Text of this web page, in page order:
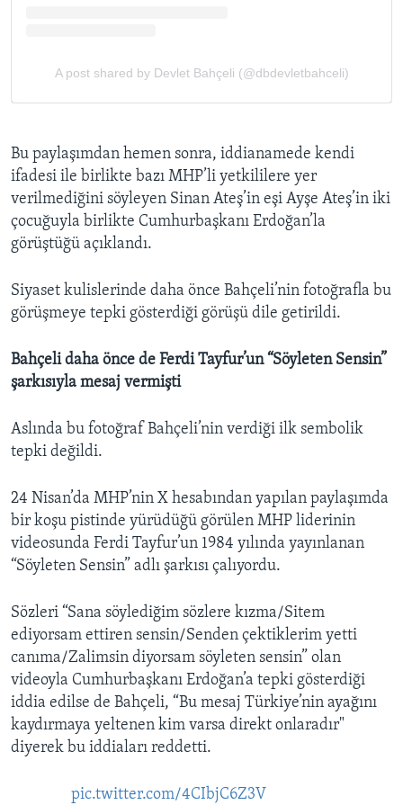
Bu paylaşımdan hemen sonra, iddianamede kendi
ifadesi ile birlikte bazı MHP’li yetkililere yer
verilmediğini söyleyen Sinan Ateş’in eşi Ayşe Ateş’in iki
çocuğuyla birlikte Cumhurbaşkanı Erdoğan’la
görüştüğü açıklandı.
Siyaset kulislerinde daha önce Bahçeli’nin fotoğrafla bu
görüşmeye tepki gösterdiği görüşü dile getirildi.
Bahçeli daha önce de Ferdi Tayfur’un “Söyleten Sensin”
şarkısıyla mesaj vermişti
Aslında bu fotoğraf Bahçeli’nin verdiği ilk sembolik
tepki değildi.
24 Nisan’da MHP’nin X hesabından yapılan paylaşımda
bir koşu pistinde yürüdüğü görülen MHP liderinin
videosunda Ferdi Tayfur’un 1984 yılında yayınlanan
“Söyleten Sensin” adlı şarkısı çalıyordu.
Sözleri “Sana söylediğim sözlere kızma/Sitem
ediyorsam ettiren sensin/Senden çektiklerim yetti
canıma/Zalimsin diyorsam söyleten sensin” olan
videoyla Cumhurbaşkanı Erdoğan’a tepki gösterdiği
iddia edilse de Bahçeli, “Bu mesaj Türkiye’nin ayağını
kaydırmaya yeltenen kim varsa direkt onlaradır"
diyerek bu iddiaları reddetti.
pic.twitter.com/4CIbjC6Z3V